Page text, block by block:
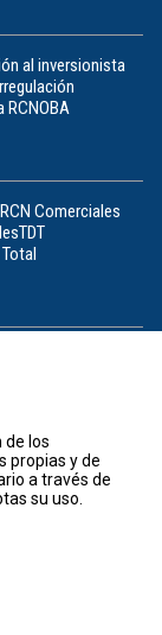
al inversionista
RCNOBA
RCN Comerciales
TDT
de los
propias y de
a través de
su uso.